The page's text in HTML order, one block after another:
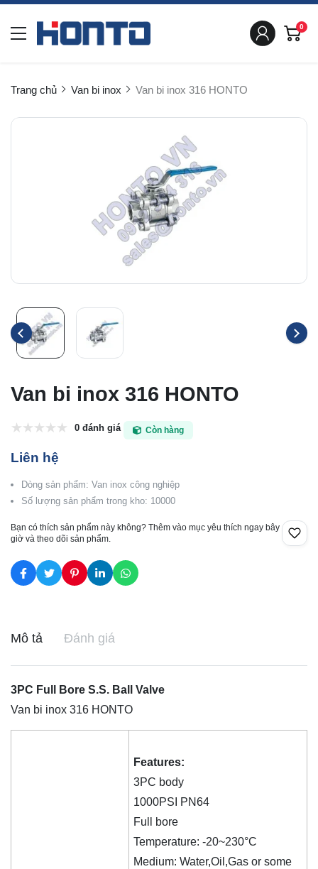
0
Trang chủ Van bi inox Van bi inox 316 HONTO
Van bi inox 316 HONTO
0 đánh giá Còn hàng
Liên hệ
Dòng sản phẩm: Van inox công nghiệp
Số lượng sản phẩm trong kho: 10000
Bạn có thích sản phẩm này không? Thêm vào mục yêu thích ngay bây
giờ và theo dõi sản phẩm.
Mô tả Đánh giá
3PC Full Bore S.S. Ball Valve
Van bi inox 316 HONTO
Features:
3PC body
1000PSI PN64
Full bore
Temperature: -20~230°C
Medium: Water,Oil,Gas or some